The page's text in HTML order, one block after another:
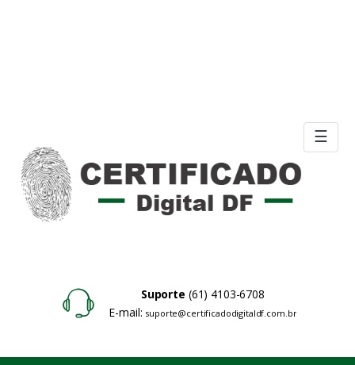
☰
Suporte (61) 4103-6708
E-mail: suporte@certificadodigitaldf.com.br